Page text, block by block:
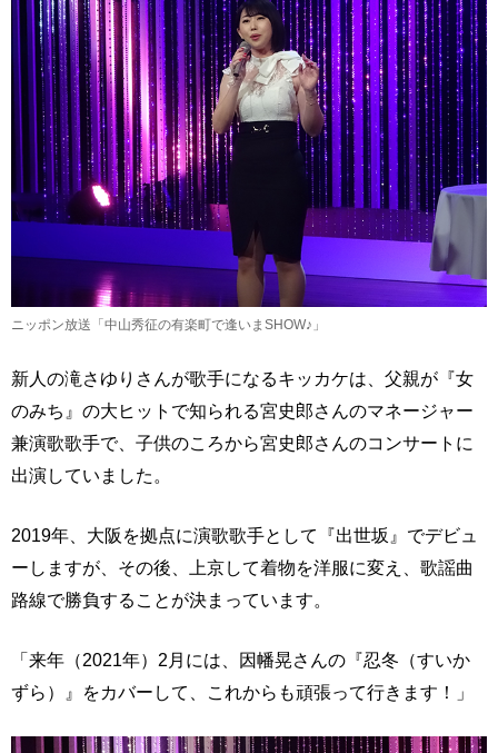
ニッポン放送「中山秀征の有楽町で逢いまSHOW♪」
新人の滝さゆりさんが歌手になるキッカケは、父親が『女
のみち』の大ヒットで知られる宮史郎さんのマネージャー
兼演歌歌手で、子供のころから宮史郎さんのコンサートに
出演していました。
2019年、大阪を拠点に演歌歌手として『出世坂』でデビュ
ーしますが、その後、上京して着物を洋服に変え、歌謡曲
路線で勝負することが決まっています。
「来年（2021年）2月には、因幡晃さんの『忍冬（すいか
ずら）』をカバーして、これからも頑張って行きます！」